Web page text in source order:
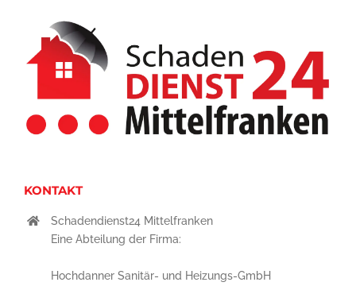
KONTAKT
Schadendienst24 Mittelfranken
Eine Abteilung der Firma:
Hochdanner Sanitär- und Heizungs-GmbH